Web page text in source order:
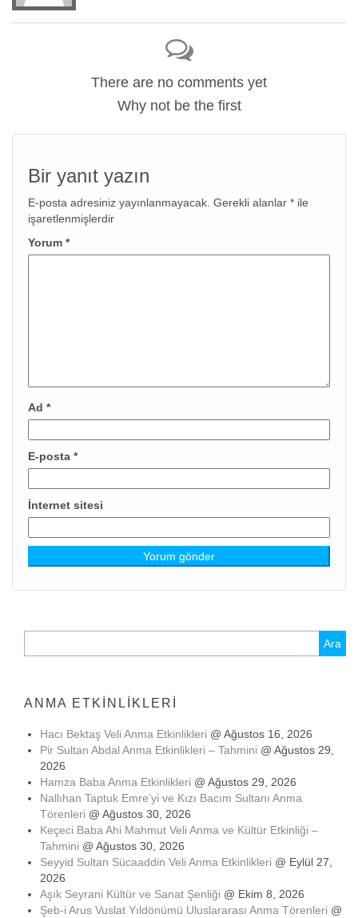
There are no comments yet
Why not be the first
Bir yanıt yazın
E-posta adresiniz yayınlanmayacak. Gerekli alanlar * ile
işaretlenmişlerdir
Yorum *
Ad *
E-posta *
İnternet sitesi
ANMA ETKINLIKLERI
Hacı Bektaş Veli Anma Etkinlikleri @ Ağustos 16, 2026
Pir Sultan Abdal Anma Etkinlikleri – Tahmini @ Ağustos 29,
2026
Hamza Baba Anma Etkinlikleri @ Ağustos 29, 2026
Nallıhan Taptuk Emre’yi ve Kızı Bacım Sultanı Anma
Törenleri @ Ağustos 30, 2026
Keçeci Baba Ahi Mahmut Veli Anma ve Kültür Etkinliği –
Tahmini @ Ağustos 30, 2026
Seyyid Sultan Sücaaddin Veli Anma Etkinlikleri @ Eylül 27,
2026
Aşık Seyrani Kültür ve Sanat Şenliği @ Ekim 8, 2026
Şeb-i Arus Vuslat Yıldönümü Uluslararası Anma Törenleri @